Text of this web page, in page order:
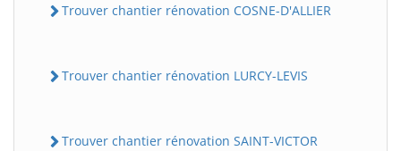
Trouver chantier rénovation COSNE-D'ALLIER
Trouver chantier rénovation LURCY-LEVIS
Trouver chantier rénovation SAINT-VICTOR